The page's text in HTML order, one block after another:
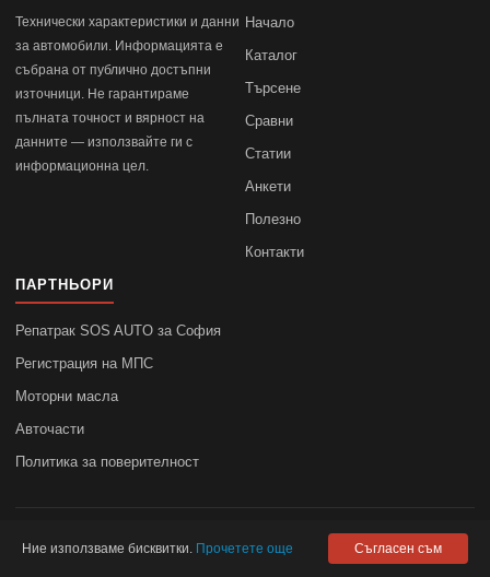
Технически характеристики и данни
за автомобили. Информацията е
събрана от публично достъпни
източници. Не гарантираме
пълната точност и вярност на
данните — използвайте ги с
информационна цел.
Начало
Каталог
Търсене
Сравни
Статии
Анкети
Полезно
Контакти
ПАРТНЬОРИ
Репатрак SOS AUTO за София
Регистрация на МПС
Моторни масла
Авточасти
Политика за поверителност
autodata.bg не носи отговорност за точността на данните.
Ние използваме бисквитки. Прочетете още Съгласен съм